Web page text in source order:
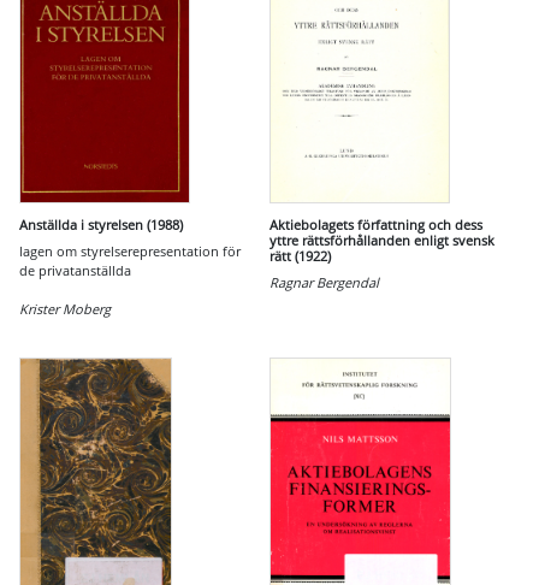
Anställda i styrelsen (1988)
lagen om styrelserepresentation för
de privatanställda
Krister Moberg
Aktiebolagets författning och dess
yttre rättsförhållanden enligt svensk
rätt (1922)
Ragnar Bergendal